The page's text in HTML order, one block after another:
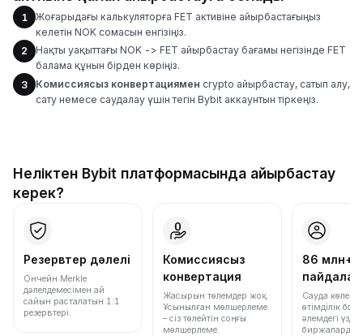
1
Жоғарыдағы калькуляторға FET активіне айырбастағыңыз
келетін NOK сомасын енгізіңіз.
2
Нақты уақыттағы NOK -> FET айырбастау бағамы негізінде FET
балама құнын бірден көріңіз.
3
Комиссиясыз конвертациямен crypto айырбастау, сатып алу,
сату немесе саудалау үшін тегін Bybit аккаунтын тіркеңіз.
Неліктен Bybit платформасында айырбастау
керек?
Резервтер дәлелі
Ончейн Merkle
дәлелдемесімен ай
сайын расталатын 1:1
резервтері.
Комиссиясыз
конвертация
Жасырын төлемдер жоқ.
Ұсынылған мөлшерлеме
– сіз төлейтін соңғы
мөлшерлеме.
86 млн+
Сауда көлемі
өтімділік
әлемдегі үздік
биржалардың